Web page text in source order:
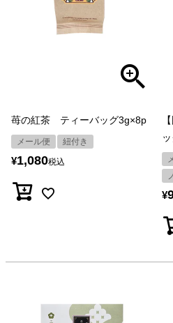
苺の紅茶 ティーバッグ3g×8p
メール便 紐付き
¥1,080税込
¥